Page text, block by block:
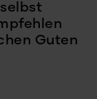
Guten